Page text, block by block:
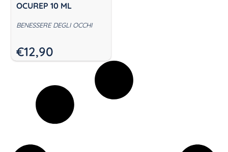
OCUREP 10 ML
BENESSERE DEGLI OCCHI
€12,90